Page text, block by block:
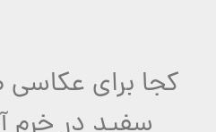
کجا برای عکاسی